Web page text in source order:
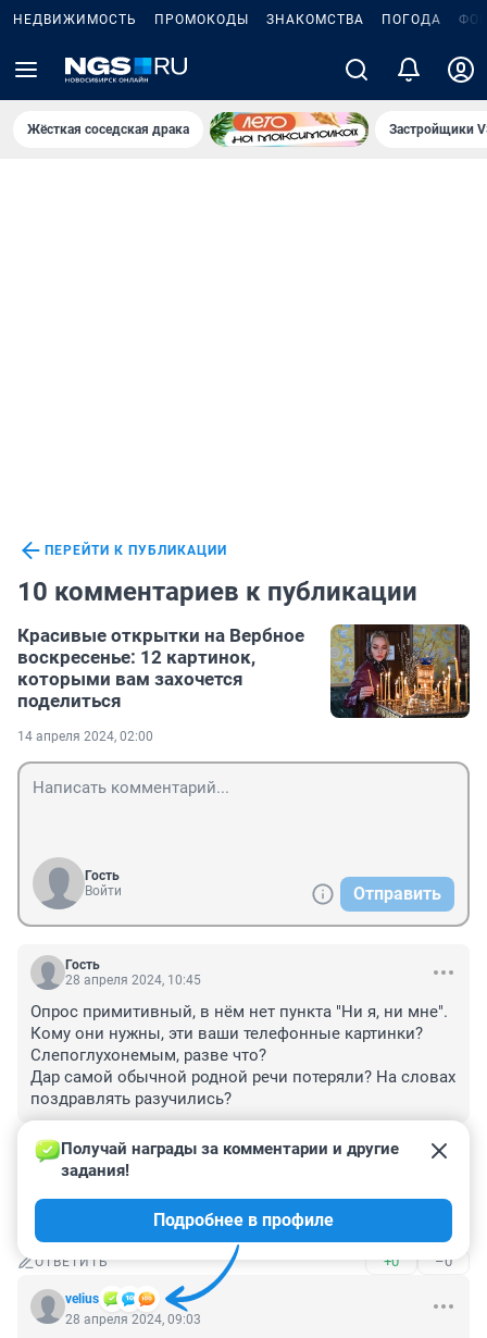
НЕДВИЖИМОСТЬ ПРОМОКОДЫ ЗНАКОМСТВА ПОГОДА
Жёсткая соседская драка Застройщики
ПЕРЕЙТИ К ПУБЛИКАЦИИ
10 комментариев к публикации
Красивые открытки на Вербное
воскресенье: 12 картинок,
которыми вам захочется
поделиться
14 апреля 2024, 02:00
Гость
Войти
Отправить
Гость
28 апреля 2024, 10:45
Опрос примитивный, в нём нет пункта "Ни я, ни мне".
Кому они нужны, эти ваши телефонные картинки?
Слепоглухонемым, разве что?
Дар самой обычной родной речи потеряли? На словах
поздравлять разучились?
ОТВЕТИТЬ –0
Гость
ОТВЕТИТЬ +0 –0
velius
Получай награды за комментарии и другие
задания!
Подробнее в профиле
28 апреля 2024, 09:03